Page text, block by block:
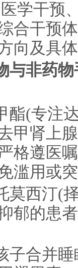
学干预
合干预
向及具
与非药
酯(专注
甲肾上
格遵医
滥用或
莫西汀(
郁的患
子合并